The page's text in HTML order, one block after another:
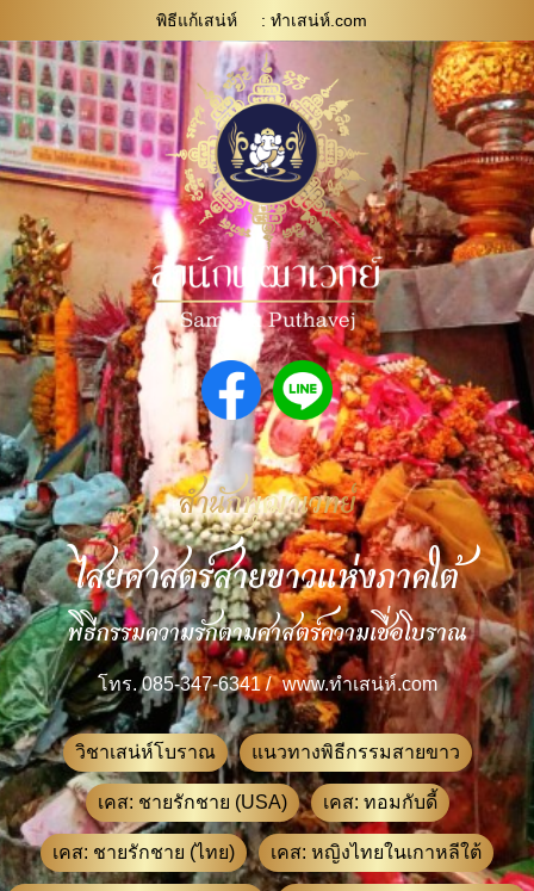
พิธีแก้เสน่ห์ : ทําเสน่ห์.com
สำนักพุฒาเวทย์
ไสยศาสตร์สายขาวแห่งภาคใต้
พิธีกรรมความรักตามศาสตร์ความเชื่อโบราณ
โทร. 085-347-6341 / www.ทําเสน่ห์.com
วิชาเสน่ห์โบราณ แนวทางพิธีกรรมสายขาว
เคส: ชายรักชาย (USA) เคส: ทอมกับดี้
เคส: ชายรักชาย (ไทย) เคส: หญิงไทยในเกาหลีใต้